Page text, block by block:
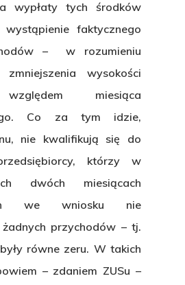
wypłaty tych środków
wystąpienie faktycznego
– w rozumieniu
zmniejszenia wysokości
miesiąca
Co za tym idzie,
nie kwalifikują się do
którzy w
dwóch miesiącach
we wniosku nie
przychodów – tj.
równe zeru. W takich
– zdaniem ZUSu –
O Kancelarii
Specjalizacje
Zasady
świadczenia
Aktualności
Kontakt
O Kancelarii